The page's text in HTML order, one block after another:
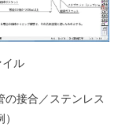
ル
接合／ステンレス